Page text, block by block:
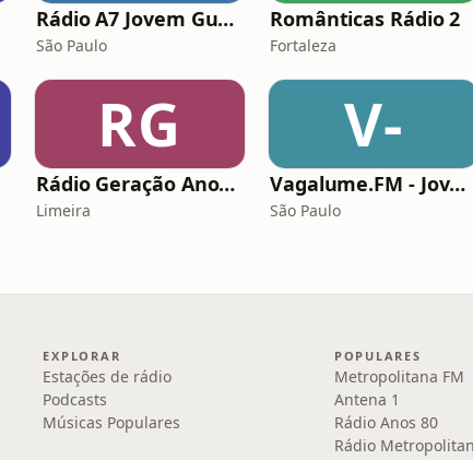
Rádio A7 Jovem Guarda FM
São Paulo
Românticas Rádio 2
Fortaleza
RG
Rádio Geração Anos 80s Flashback
Limeira
V-
Vagalume.FM - Jovem Guarda
São Paulo
EXPLORAR
Estações de rádio
Podcasts
Músicas Populares
POPULARES
Metropolitana FM
Antena 1
Rádio Anos 80
Rádio